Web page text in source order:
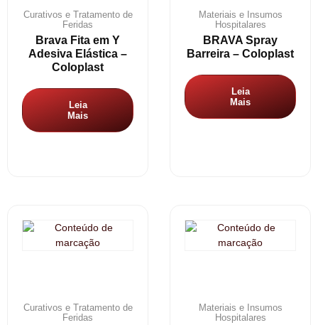
Curativos e Tratamento de
Feridas
Brava Fita em Y
Adesiva Elástica –
Coloplast
Leia
Mais
Materiais e Insumos
Hospitalares
BRAVA Spray
Barreira – Coloplast
Leia
Mais
Curativos e Tratamento de
Feridas
Materiais e Insumos
Hospitalares